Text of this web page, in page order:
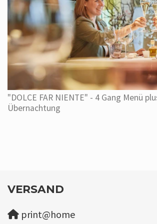
"DOLCE FAR NIENTE" - 4 Gang Menü
Übernachtung
VERSAND
print@home